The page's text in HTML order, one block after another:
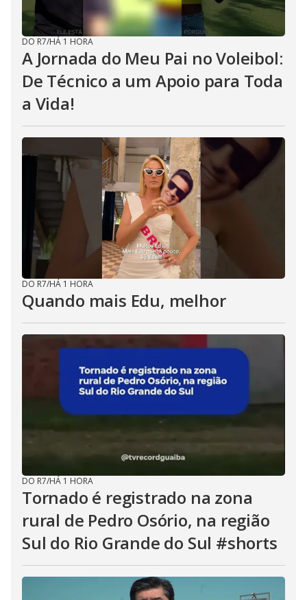
DO R7/HÁ 1 HORA
A Jornada do Meu Pai no Voleibol:
De Técnico a um Apoio para Toda
a Vida!
DO R7/HÁ 1 HORA
Quando mais Edu, melhor
DO R7/HÁ 1 HORA
Tornado é registrado na zona
rural de Pedro Osório, na região
Sul do Rio Grande do Sul #shorts